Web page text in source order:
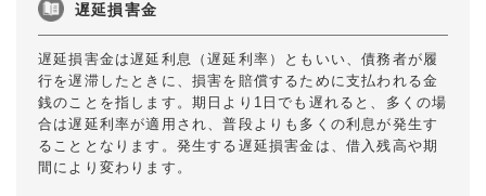
遅延損害金
遅延損害金は遅延利息（遅延利率）ともいい、債務者が履
行を遅滞したときに、損害を賠償するために支払われる金
銭のことを指します。期日より1日でも遅れると、多くの場
合は遅延利率が適用され、普段よりも多くの利息が発生す
ることとなります。発生する遅延損害金は、借入残高や期
間により変わります。